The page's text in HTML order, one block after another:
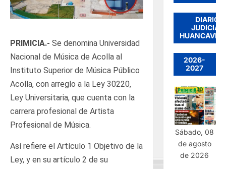
PRIMICIA.- Se denomina Universidad
Nacional de Música de Acolla al
Instituto Superior de Música Público
Acolla, con arreglo a la Ley 30220,
Ley Universitaria, que cuenta con la
carrera profesional de Artista
Profesional de Música.
Así refiere el Artículo 1 Objetivo de la
Ley, y en su artículo 2 de su
DIARIO
JUDICIAL
2026-
2027
Sábado, 08
de agosto
de 2026